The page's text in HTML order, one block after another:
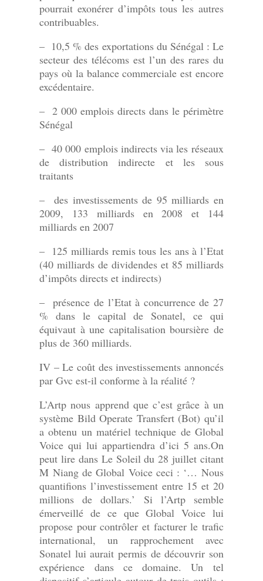
pourrait exonérer d’impôts tous les autres
contribuables.
– 10,5 % des exportations du Sénégal : Le
secteur des télécoms est l’un des rares du
pays où la balance commerciale est encore
excédentaire.
– 2 000 emplois directs dans le périmètre
Sénégal
– 40 000 emplois indirects via les réseaux
de distribution indirecte et les sous
traitants
– des investissements de 95 milliards en
2009, 133 milliards en 2008 et 144
milliards en 2007
– 125 milliards remis tous les ans à l’Etat
(40 milliards de dividendes et 85 milliards
d’impôts directs et indirects)
– présence de l’Etat à concurrence de 27
% dans le capital de Sonatel, ce qui
équivaut à une capitalisation boursière de
plus de 360 milliards.
IV – Le coût des investissements annoncés
par Gvc est-il conforme à la réalité ?
L’Artp nous apprend que c’est grâce à un
système Bild Operate Transfert (Bot) qu’il
a obtenu un matériel technique de Global
Voice qui lui appartiendra d’ici 5 ans.On
peut lire dans Le Soleil du 28 juillet citant
M Niang de Global Voice ceci : ‘… Nous
quantifions l’investissement entre 15 et 20
millions de dollars.’ Si l’Artp semble
émerveillé de ce que Global Voice lui
propose pour contrôler et facturer le trafic
international, un rapprochement avec
Sonatel lui aurait permis de découvrir son
expérience dans ce domaine. Un tel